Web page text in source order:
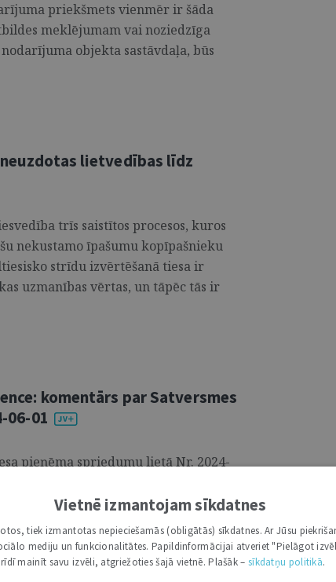
priekšmets vienmēr ir šāda
meklējumam vai noziedzīga
objekta sastāvdaļa, būs
lietvedības līdz
trīs saistītos procesos, kuros
nekustamo īpašumu kopīpašnieku
strīdu izvērtēšanā tiesa ir
uzmanības vērtas, un tāpēc tās ir
komentārs par Satversmes
06-01
pieņēma spriedumu lietā Nr. 2024-
likumā politiskajām
priekšvēlēšanu aģitācijā lietot
Satversmes 100. panta
uz vārda brīvību. Spriedumam ir
atsevišķās domas.2 Viens
Vietnē izmantojam sīkdatnes
tiek izmantotas nepieciešamās (obligātās) sīkdatnes. Ar Jūsu
mediju un funkcionalitātes. Papildinformācijai atveriet "Pielāgot
mainīt savu izvēli, atgriežoties šajā vietnē. Plašāk – sīkdatņu politikā.